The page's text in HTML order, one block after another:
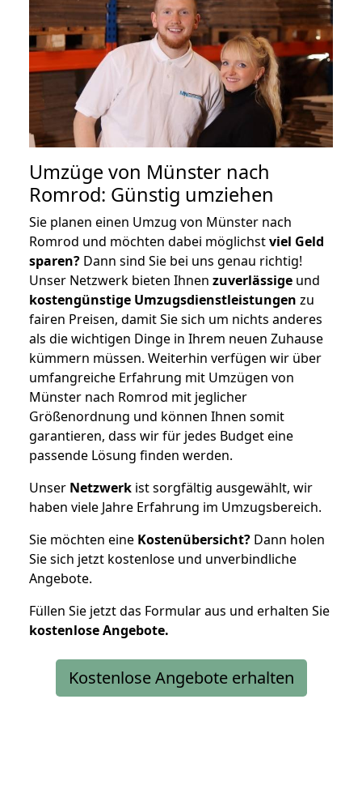
Umzüge von Münster nach
Romrod: Günstig umziehen
Sie planen einen Umzug von Münster nach
Romrod und möchten dabei möglichstviel Geld
sparen? Dann sind Sie bei uns genau richtig!
Unser Netzwerk bieten Ihnen zuverlässige und
kostengünstige Umzugsdienstleistungen zu
fairen Preisen, damit Sie sich um nichts anderes
als die wichtigen Dinge in Ihrem neuen Zuhause
kümmern müssen. Weiterhin verfügen wir über
umfangreiche Erfahrung mit Umzügen von
Münster nach Romrod mit jeglicher
Größenordnung und können Ihnen somit
garantieren, dass wir für jedes Budget eine
passende Lösung finden werden.
Unser Netzwerk ist sorgfältig ausgewählt, wir
haben viele Jahre Erfahrung im Umzugsbereich.
Sie möchten eine Kostenübersicht? Dann holen
Sie sich jetzt kostenlose und unverbindliche
Angebote.
Füllen Sie jetzt das Formular aus und erhalten Sie
kostenloseAngebote.
Kostenlose Angebote erhalten